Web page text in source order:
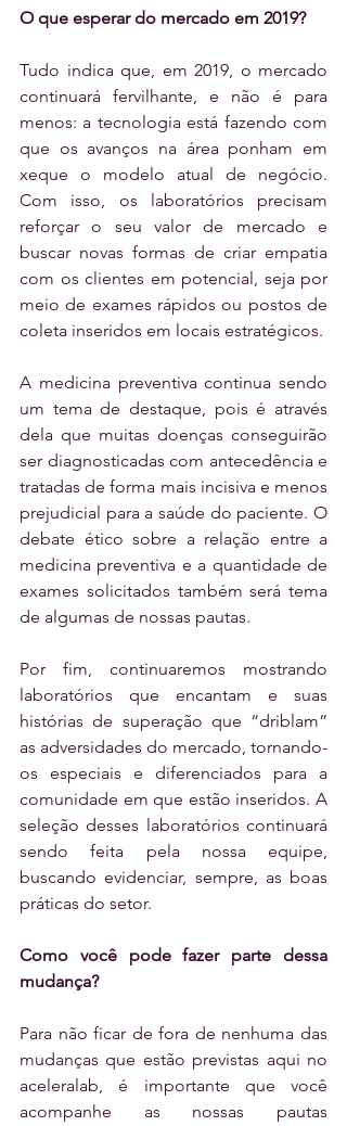
O que esperar do mercado em 2019?
Tudo indica que, em 2019, o mercado
continuará fervilhante, e não é para
menos: a tecnologia está fazendo com
que os avanços na área ponham em
xeque o modelo atual de negócio.
Com isso, os laboratórios precisam
reforçar o seu valor de mercado e
buscar novas formas de criar empatia
com os clientes em potencial, seja por
meio de exames rápidos ou postos de
coleta inseridos em locais estratégicos.
A medicina preventiva continua sendo
um tema de destaque, pois é através
dela que muitas doenças conseguirão
ser diagnosticadas com antecedência e
tratadas de forma mais incisiva e menos
prejudicial para a saúde do paciente. O
debate ético sobre a relação entre a
medicina preventiva e a quantidade de
exames solicitados também será tema
de algumas de nossas pautas.
Por fim, continuaremos mostrando
laboratórios que encantam e suas
histórias de superação que “driblam”
as adversidades do mercado, tornando-
os especiais e diferenciados para a
comunidade em que estão inseridos. A
seleção desses laboratórios continuará
sendo feita pela nossa equipe,
buscando evidenciar, sempre, as boas
práticas do setor.
Como você pode fazer parte dessa
mudança?
Para não ficar de fora de nenhuma das
mudanças que estão previstas aqui no
aceleralab, é importante que você
acompanhe as nossas pautas